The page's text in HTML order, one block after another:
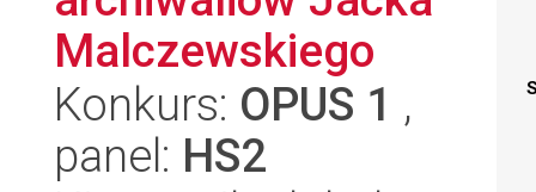
Malczewskiego
Konkurs: OPUS 1 ,
panel: HS2